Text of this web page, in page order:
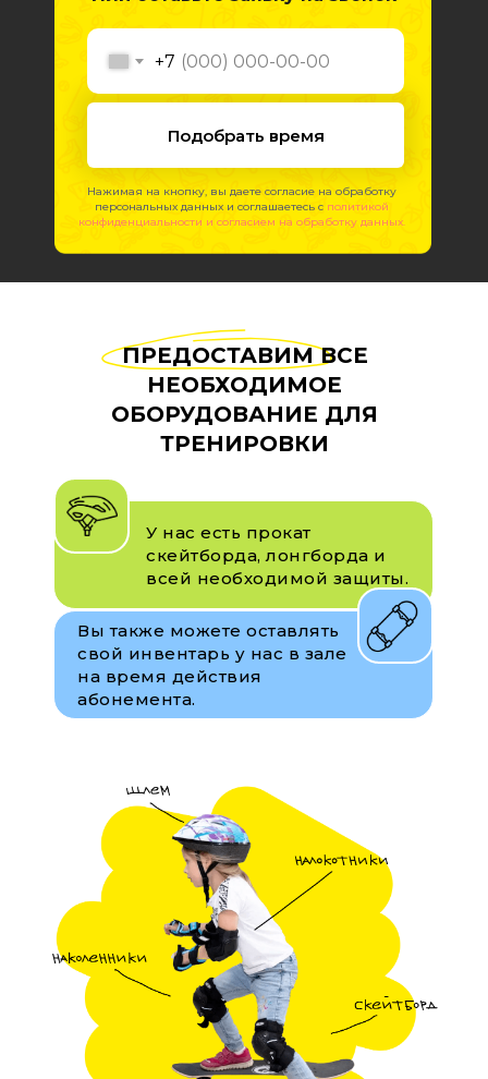
Подобрать время
Нажимая на кнопку, вы даете согласие на обработку
персональных данных и соглашаетесь c политикой
конфиденциальности и согласием на обработку данных.
+7
ПРЕДОСТАВИМ ВСЕ
НЕОБХОДИМОЕ
ОБОРУДОВАНИЕ ДЛЯ
ТРЕНИРОВКИ
У нас есть прокат
скейтборда, лонгборда и
всей необходимой защиты.
Вы также можете оставлять
свой инвентарь у нас в зале
на время действия
абонемента.